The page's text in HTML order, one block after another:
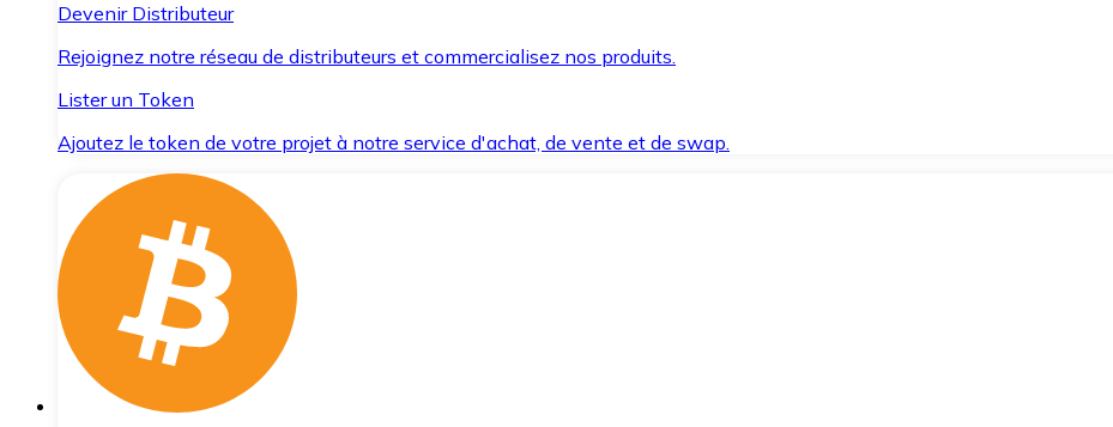
Devenir Distributeur
Rejoignez notre réseau de distributeurs et commercialisez nos produits.
Lister un Token
Ajoutez le token de votre projet à notre service d'achat, de vente et de swap.